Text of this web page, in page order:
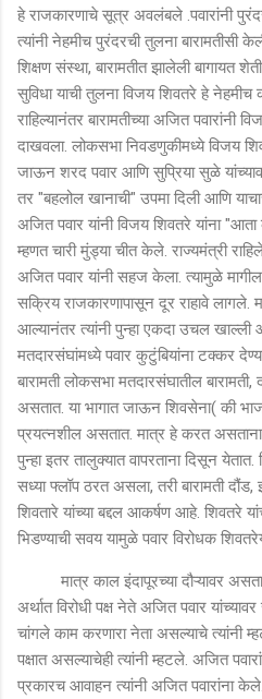
हे राजकारणाचे सूत्र अवलंबले .पवारांनी
त्यांनी नेहमीच पुरंदरची तुलना बारामतीसी
शिक्षण संस्था, बारामतीत झालेली बागायत
सुविधा याची तुलना विजय शिवतरे हे नेहमीच
राहिल्यानंतर बारामतीच्या अजित पवारांनी
दाखवला. लोकसभा निवडणुकीमध्ये विजय
जाऊन शरद पवार आणि सुप्रिया सुळे
तर "बहलोल खानाची" उपमा दिली आणि
अजित पवार यांनी विजय शिवतरे यांना
म्हणत चारी मुंड्या चीत केले. राज्यमंत्री
अजित पवार यांनी सहज केला. त्यामुळे
सक्रिय राजकारणापासून दूर राहावे
आल्यानंतर त्यांनी पुन्हा एकदा उचल खाल्ली
मतदारसंघांमध्ये पवार कुटुंबियांना टक्कर
बारामती लोकसभा मतदारसंघातील बारामती,
असतात. या भागात जाऊन शिवसेना( की
प्रयत्नशील असतात. मात्र हे करत असताना
पुन्हा इतर तालुक्यात वापरताना दिसून येतात.
सध्या फ्लॉप ठरत असला, तरी बारामती
शिवतारे यांच्या बद्दल आकर्षण आहे. शिवतरे
भिडण्याची सवय यामुळे पवार विरोधक
मात्र काल इंदापूरच्या दौऱ्यावर
अर्थात विरोधी पक्ष नेते अजित पवार
चांगले काम करणारा नेता असल्याचे त्यांनी
पक्षात असल्याचेही त्यांनी म्हटले. अजित
प्रकारच आवाहन त्यांनी अजित पवारांना